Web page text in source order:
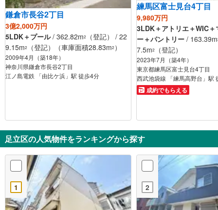
鎌倉市長谷2丁目
3億2,000万円
5LDK＋プール/ 362.82m2
（登記） / 22
9.15m2 （登記）（車庫面積28.83m2）
2009年4月（築18年）
神奈川県鎌倉市長谷2丁目
江ノ島電鉄 「由比ケ浜」駅 徒歩4分
練馬区富士見台4丁目
9,980万円
3LDK＋アトリエ＋WIC＋
ー＋パントリー / 163.39m
7.5m2 （登記）
2023年7月（築4年）
東京都練馬区富士見台4丁目
西武池袋線 「練馬高野台」駅
成約でもらえる
足立区の人気物件をランキングから探す
1 2